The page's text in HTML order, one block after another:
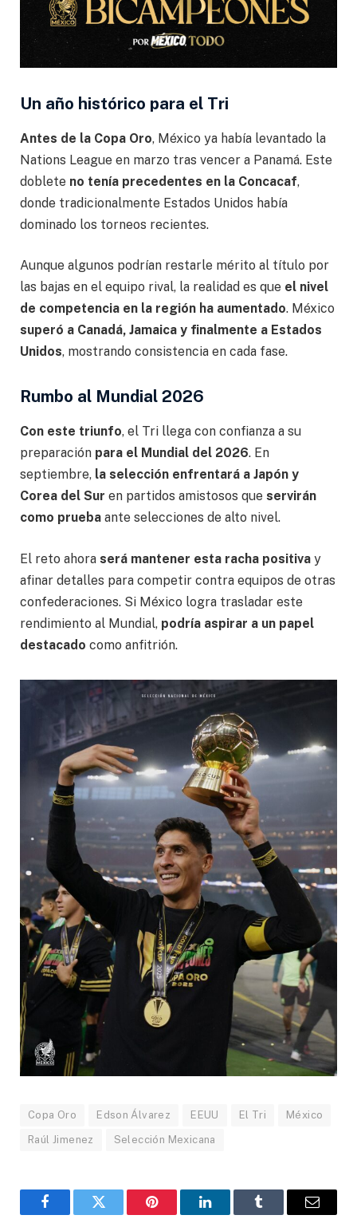
Un año histórico para el Tri
Antes de la Copa Oro, México ya había levantado la
Nations League en marzo tras vencer a Panamá. Este
doblete no tenía precedentes en la Concacaf,
donde tradicionalmente Estados Unidos había
dominado los torneos recientes.
Aunque algunos podrían restarle mérito al título por
las bajas en el equipo rival, la realidad es que el nivel
de competencia en la región ha aumentado. México
superó a Canadá, Jamaica y finalmente a Estados
Unidos, mostrando consistencia en cada fase.
Rumbo al Mundial 2026
Con este triunfo, el Tri llega con confianza a su
preparación para el Mundial del 2026. En
septiembre, la selección enfrentará a Japón y
Corea del Sur en partidos amistosos que servirán
como prueba ante selecciones de alto nivel.
El reto ahora será mantener esta racha positiva y
afinar detalles para competir contra equipos de otras
confederaciones. Si México logra trasladar este
rendimiento al Mundial, podría aspirar a un papel
destacado como anfitrión.
Copa Oro Edson Álvarez EEUU El Tri México
Raúl Jimenez Selección Mexicana
FacebookGorjeo Pinterest LinkedInTumblr Correo